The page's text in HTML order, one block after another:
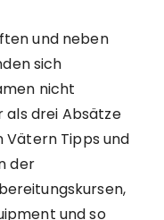
und neben
sich
nicht
als drei Absätze
Vätern Tipps und
der
und so